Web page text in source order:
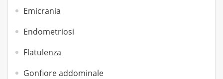
Emicrania
Endometriosi
Flatulenza
Gonfiore addominale